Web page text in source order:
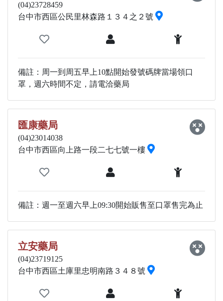
(04)23728459
台中市西區公民里林森路１３４之２號
備註：周一到周五早上10點開始發號碼牌當場領口
罩，週六時間不定，請電洽藥局
匯康藥局
(04)23014038
台中市西區向上路一段二七七號一樓
備註：週一至週六早上09:30開始販售至口罩售完為止
立安藥局
(04)23719125
台中市西區土庫里忠明南路３４８號